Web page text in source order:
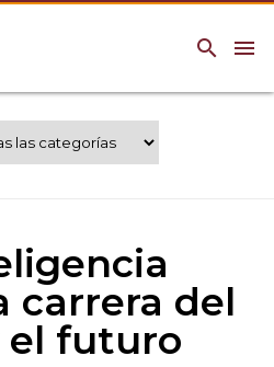
menu
search
UAG
carrera del
el futuro